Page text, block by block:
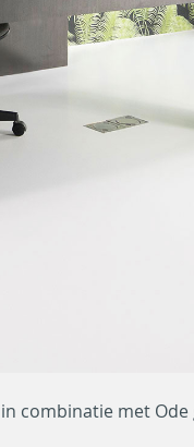
combinatie met Ode